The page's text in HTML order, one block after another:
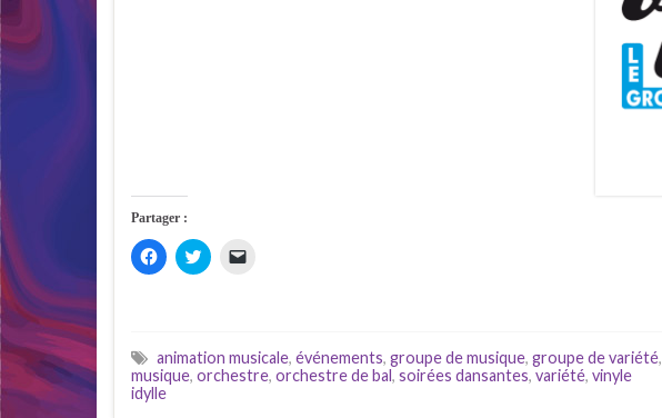
Partager :
C
l
p
o
u
r
C
l
p
o
u
p
o
u
animation musicale, événements, groupe de musique, groupe de variété,
musique, orchestre, orchestre de bal, soirées dansantes, variété, vinyle
idylle